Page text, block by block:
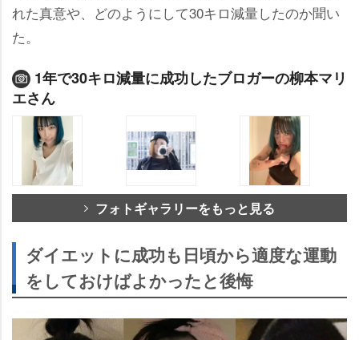
れた真意や、どのようにして30キロ減量したのか聞い
た。
1年で30キロ減量に成功したブロガーの柳本マリ
エさん
フォトギャラリーをもっと見る
ダイエットに成功も日頃から適度な運動
をしておけばよかったと後悔